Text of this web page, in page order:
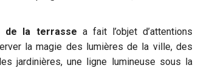
de la terrasse a fait l’objet d’attentions
la magie des lumières de la ville, des
jardinières, une ligne lumineuse sous la